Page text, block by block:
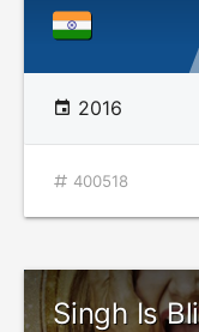
2016
400518
Singh Is